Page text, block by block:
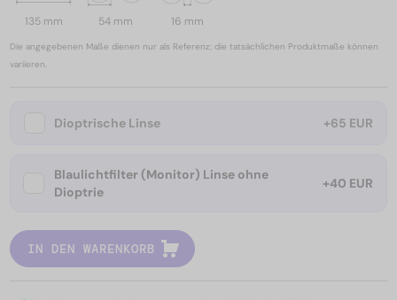
135 mm 54 mm 16 mm
Die angegebenen Maße dienen nur als Referenz; die tatsächlichen Produktmaße können
variieren.
Dioptrische Linse +65 EUR
Blaulichtfilter (Monitor) Linse ohne
Dioptrie
+40 EUR
IN DEN WARENKORB